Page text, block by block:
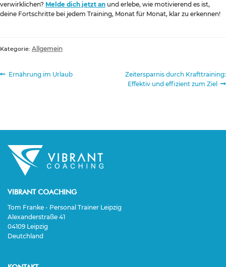
verwirklichen? Melde dich jetzt an und erlebe, wie motivierend es ist,
deine Fortschritte bei jedem Training, Monat für Monat, klar zu erkennen!
Kategorie: Allgemein
Beitragsnavigation
Vorheriger
Ernährung im Urlaub
Nächster
Beitrag:
Zeitersparnis durch Krafttraining:
Effektiv und effizient zum Ziel
VIBRANT COACHING
Tom Franke - Personal Trainer Leipzig
Alexanderstraße 41
04109 Leipzig
Deutchland